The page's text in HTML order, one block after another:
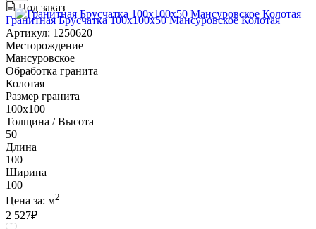
Под заказ
Гранитная Брусчатка 100х100x50 Мансуровское Колотая
Артикул: 1250620
Месторождение
Мансуровское
Обработка гранита
Колотая
Размер гранита
100х100
Толщина / Высота
50
Длина
100
Ширина
100
Цена за: м2
2 527₽